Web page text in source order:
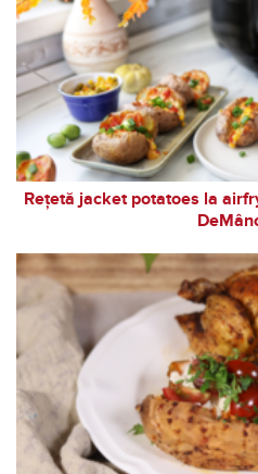
Rețetă jacket potatoes la